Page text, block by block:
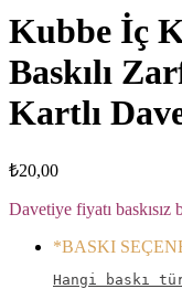
Kubbe İç
Baskılı
Kartlı
₺20,00
Davetiye fiyatı baskısız
*BASKI
Hangi baskı